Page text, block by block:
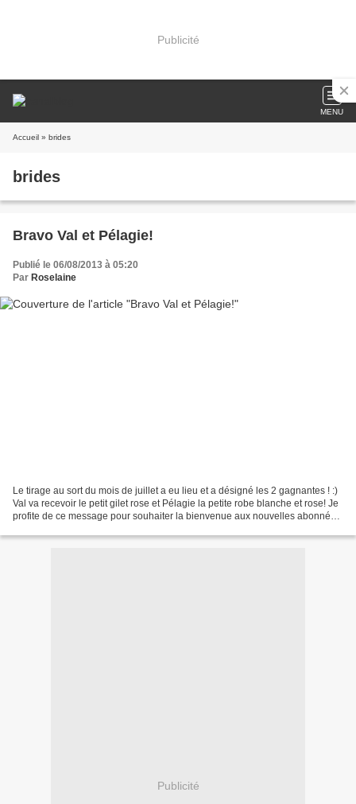
Publicité
MENU
Accueil » brides
brides
Bravo Val et Pélagie!
Publié le 06/08/2013 à 05:20
Par Roselaine
Le tirage au sort du mois de juillet a eu lieu et a désigné les 2 gagnantes ! :)
Val va recevoir le petit gilet rose et Pélagie la petite robe blanche et rose! Je
profite de ce message pour souhaiter la bienvenue aux nouvelles abonnées!
Publicité